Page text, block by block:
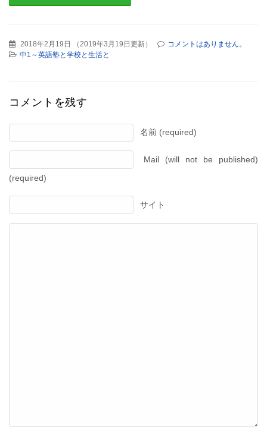
2018年2月19日 （2019年3月19日更新）
コメントはありません。
中1～英語塾と学校と生活と
コメントを残す
名前 (required)
Mail (will not be published)
(required)
サイト